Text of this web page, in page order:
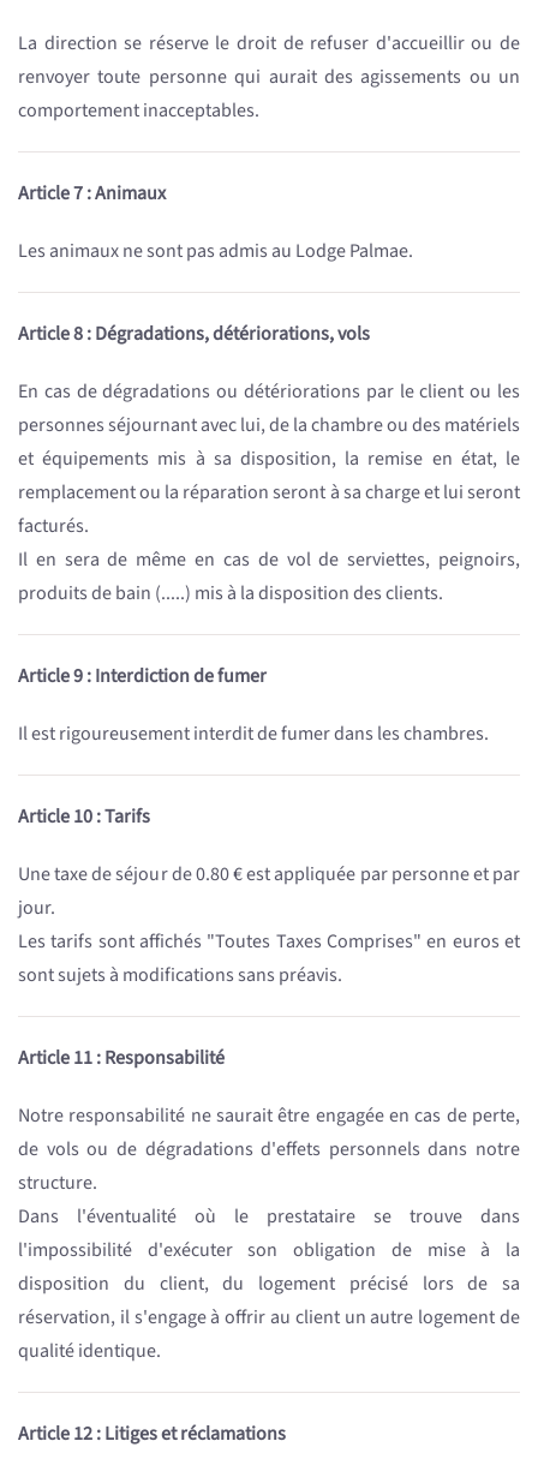
La direction se réserve le droit de refuser d'accueillir ou de
renvoyer toute personne qui aurait des agissements ou un
comportement inacceptables.
Article 7 : Animaux
Les animaux ne sont pas admis au Lodge Palmae.
Article 8 : Dégradations, détériorations, vols
En cas de dégradations ou détériorations par le client ou les
personnes séjournant avec lui, de la chambre ou des matériels
et équipements mis à sa disposition, la remise en état, le
remplacement ou la réparation seront à sa charge et lui seront
facturés.
Il en sera de même en cas de vol de serviettes, peignoirs,
produits de bain (.....) mis à la disposition des clients.
Article 9 : Interdiction de fumer
Il est rigoureusement interdit de fumer dans les chambres.
Article 10 : Tarifs
Une taxe de séjour de 0.80 € est appliquée par personne et par
jour.
Les tarifs sont affichés "Toutes Taxes Comprises" en euros et
sont sujets à modifications sans préavis.
Article 11 : Responsabilité
Notre responsabilité ne saurait être engagée en cas de perte,
de vols ou de dégradations d'effets personnels dans notre
structure.
Dans l'éventualité où le prestataire se trouve dans
l'impossibilité d'exécuter son obligation de mise à la
disposition du client, du logement précisé lors de sa
réservation, il s'engage à offrir au client un autre logement de
qualité identique.
Article 12 : Litiges et réclamations